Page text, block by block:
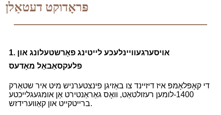
פּראָדוקט דעטאַלן
1. אויסערגעוויינלעכע לייטינג פאָרשטעלונג און
פלעקסאַבאַל מאָדעס
די קאָפּלאָמפּ איז דיזיינד צו באַזיגן פינצטערניש מיט איר שטאַרק
1400-לומען רעזולטאַט, וואָס גאַראַנטירט אַן אומגעגלייכטע
ברייטקייט און קאַווערידזש.